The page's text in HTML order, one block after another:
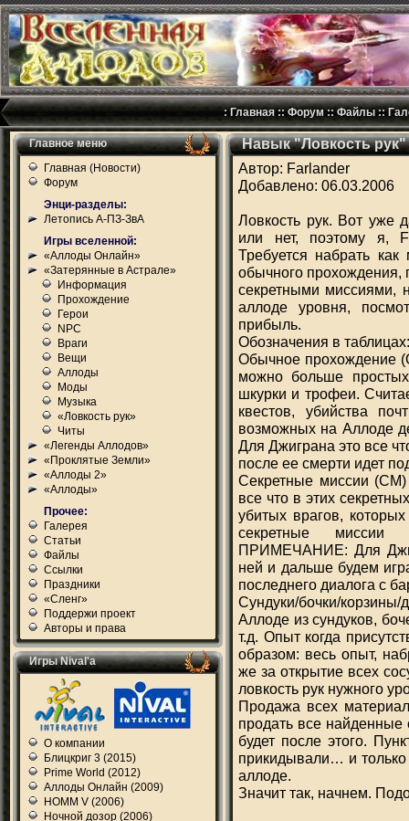
: Главная ::Форум ::Файлы ::
Главное меню
Главная (Новости)
Форум
Энци-разделы:
Летопись А-ПЗ-ЗвА
Игры вселенной:
«Аллоды Онлайн»
«Затерянные в Астрале»
Информация
Прохождение
Герои
NPC
Враги
Вещи
Аллоды
Моды
Музыка
«Ловкость рук»
Читы
«Легенды Аллодов»
«Проклятые Земли»
«Аллоды 2»
«Аллоды»
Прочее:
Галерея
Статьи
Файлы
Ссылки
Праздники
«Сленг»
Поддержи проект
Авторы и права
Игры Nival'а
О компании
Блицкриг 3 (2015)
Prime World (2012)
Аллоды Онлайн (2009)
HOMM V (2006)
Ночной дозор (2006)
Навык "Ловкость
Автор: Farlander
Добавлено: 06.03.2006
Ловкость рук. Вот уже
или нет, поэтому я,
Требуется набрать
обычного прохождения,
секретными миссиями,
аллоде уровня,
прибыль.
Обозначения в таблицах:
Обычное прохождение
можно больше
шкурки и трофеи.
квестов, убийства
возможных на
Для Джиграна это все
после ее смерти идет
Секретные миссии (СМ)
все что в этих
убитых врагов,
секретные миссии
ПРИМЕЧАНИЕ: Для
ней и дальше будем
последнего диалога с
Сундуки/бочки/
Аллоде из сундуков,
т.д. Опыт когда
образом: весь опыт,
же за открытие всех
ловкость рук нужного
Продажа всех
продать все
будет после этого.
прикидывали… и
аллоде.
Значит так, начнем.